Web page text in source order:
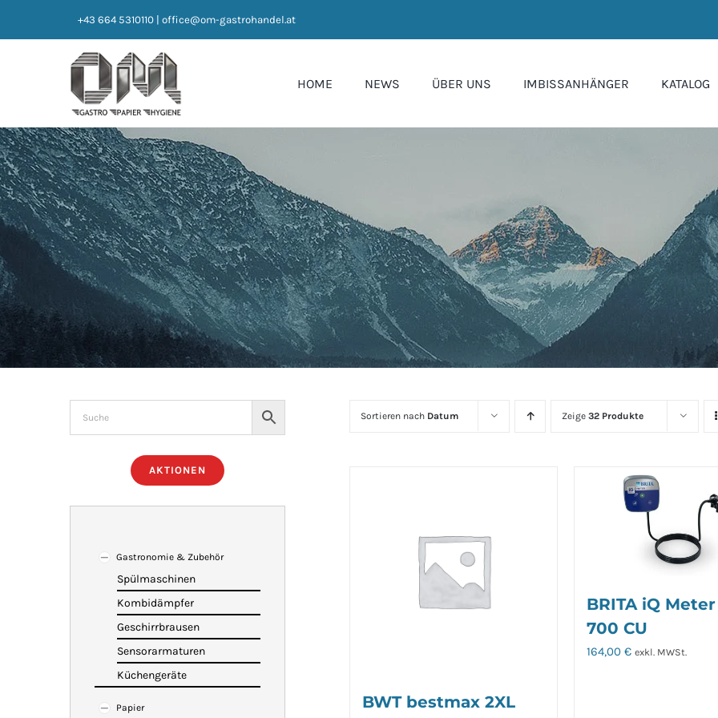
+43 664 5310110 office@om-gastrohandel.at
HOME NEWS ÜBER UNS IMBISSANHÄNGER KATALOG
Sortieren nach Datum Zeige32 Produkte
BWT bestmax 2XL
BRITA iQ
700 CU
164,00€ exkl. MWSt.
AKTIONEN
Gastronomie & Zubehör
Spülmaschinen
Kombidämpfer
Geschirrbrausen
Sensorarmaturen
Küchengeräte
Papier